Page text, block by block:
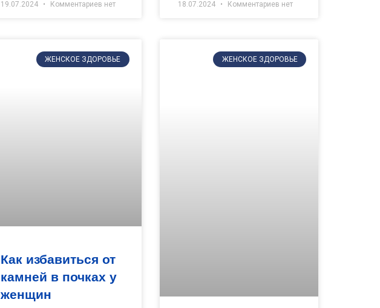
19.07.2024 Комментариев нет 18.07.2024 Комментариев нет
ЖЕНСКОЕ ЗДОРОВЬЕ
Как избавиться от
камней в почках у
женщин
ЖЕНСКОЕ ЗДОРОВЬЕ